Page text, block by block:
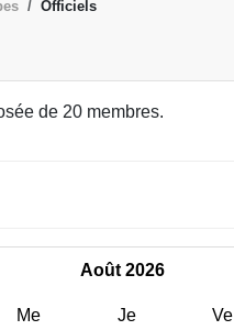
Officiels
de 20 membres.
Août 2026
Me Je Ve